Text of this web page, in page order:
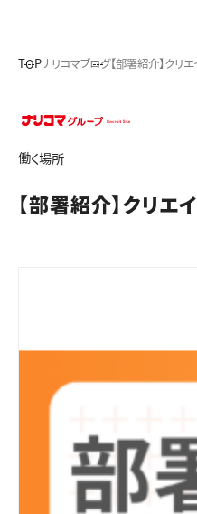
TOPナリコマブログ【部署紹介】クリ
働く場所
【部署紹介】クリ